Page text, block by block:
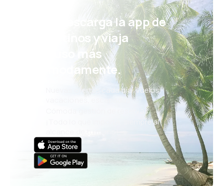
¡Eh! Descarga la app de
eDestinos y viaja
incluso más
cómodamente.
Nuevas ofertas cada día: vuelos,
vacaciones, escapadas
Cómoda gestión de reservas
¡Todo lo que importa, siempre al